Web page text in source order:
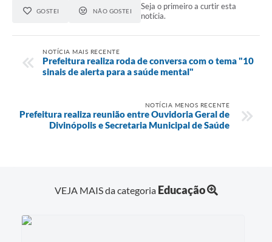
GOSTEI NÃO GOSTEI
Seja o primeiro a curtir esta
notícia.
NOTÍCIA MAIS RECENTE
Prefeitura realiza roda de conversa com o tema "10
sinais de alerta para a saúde mental"
NOTÍCIA MENOS RECENTE
Prefeitura realiza reunião entre Ouvidoria Geral de
Divinópolis e Secretaria Municipal de Saúde
VEJA MAIS da categoria Educação